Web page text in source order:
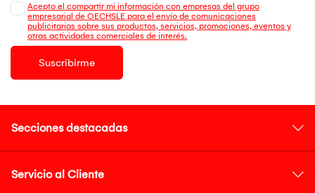
Acepto el compartir mi información con empresas del grupo
empresarial de OECHSLE para el envío de comunicaciones
publicitarias sobre sus productos, servicios, promociones, eventos y
otras actividades comerciales de interés.
Suscribirme
Secciones destacadas
Servicio al Cliente